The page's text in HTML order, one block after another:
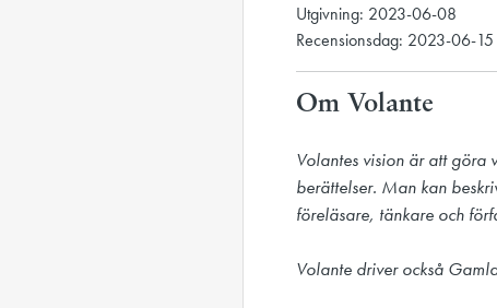
Utgivning: 2023-06-08
Recensionsdag: 2023-06-15
Om Volante
Volantes vision är att göra
berättelser. Man kan
föreläsare, tänkare och
Volante driver också